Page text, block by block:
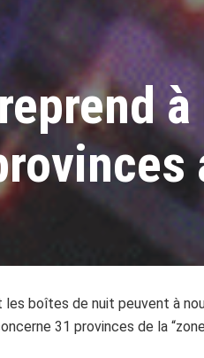
les boîtes de nuit peuvent à
31 provinces de la